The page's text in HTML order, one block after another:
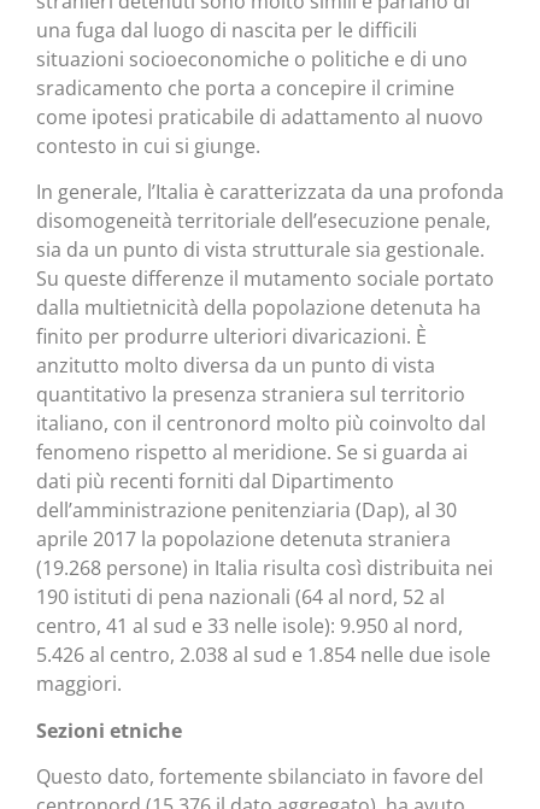
una fuga dal luogo di nascita per le difficili
situazioni socioeconomiche o politiche e di uno
sradicamento che porta a concepire il crimine
come ipotesi praticabile di adattamento al nuovo
contesto in cui si giunge.
In generale, l’Italia è caratterizzata da una profonda
disomogeneità territoriale dell’esecuzione penale,
sia da un punto di vista strutturale sia gestionale.
Su queste differenze il mutamento sociale portato
dalla multietnicità della popolazione detenuta ha
finito per produrre ulteriori divaricazioni. È
anzitutto molto diversa da un punto di vista
quantitativo la presenza straniera sul territorio
italiano, con il centronord molto più coinvolto dal
fenomeno rispetto al meridione. Se si guarda ai
dati più recenti forniti dal Dipartimento
dell’amministrazione penitenziaria (Dap), al 30
aprile 2017 la popolazione detenuta straniera
(19.268 persone) in Italia risulta così distribuita nei
190 istituti di pena nazionali (64 al nord, 52 al
centro, 41 al sud e 33 nelle isole): 9.950 al nord,
5.426 al centro, 2.038 al sud e 1.854 nelle due isole
maggiori.
Sezioni etniche
Questo dato, fortemente sbilanciato in favore del